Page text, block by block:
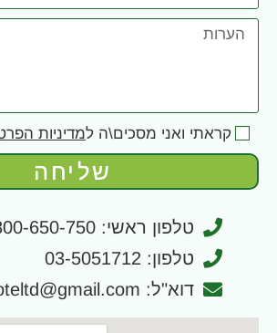
קראתי ואני מסכים\ה למדיניות
שליחה
טלפון ראשי: 1-800-650-750
טלפון: 03-5051712
דוא"ל: hakoteltd@gmail.com